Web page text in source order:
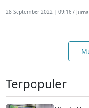
28 September 2022 | 09:16
Terpopuler